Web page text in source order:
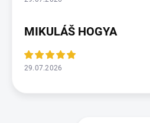
MIKULÁŠ HOGYA
29.07.2026